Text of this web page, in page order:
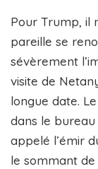
Pour Trump, il
pareille se
sévèrement
visite de
longue date.
dans le
appelé l’émir
le sommant de